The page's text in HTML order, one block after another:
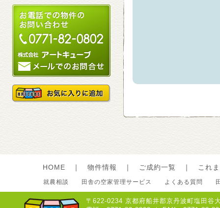
HOME ｜ 物件情報 ｜ ご成約一覧 ｜ これ
就農相談 田舎の空家管理サービス よくある質問
〒622-0234 京都府船井郡京丹波町塩田谷